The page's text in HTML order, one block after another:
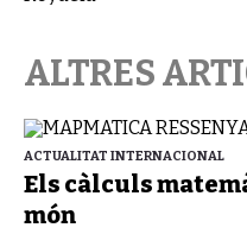
ALTRES
ACTUALITAT INTERNACIONAL
Els càlculs
món